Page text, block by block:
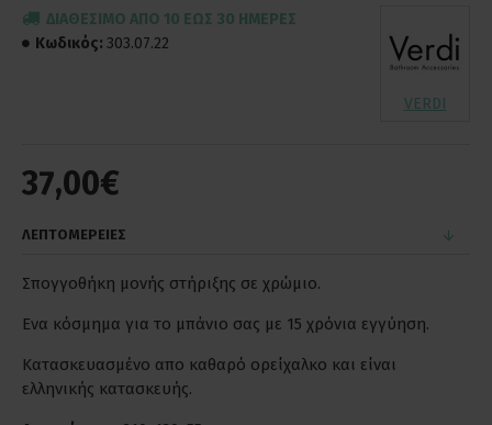
37,00€
ΔΙΑΘΈΣΙΜΟ ΑΠΌ 10 ΈΩΣ 30 ΗΜΈΡΕΣ
Κωδικός: 303.07.22
VERDI
ΛΕΠΤΟΜΕΡΕΙΕΣ
Σπογγοθήκη μονής στήριξης σε χρώμιο.
Ενα κόσμημα για το μπάνιο σας με 15 χρόνια εγγύηση.
Κατασκευασμένο απο καθαρό ορείχαλκο και είναι
ελληνικής κατασκευής.